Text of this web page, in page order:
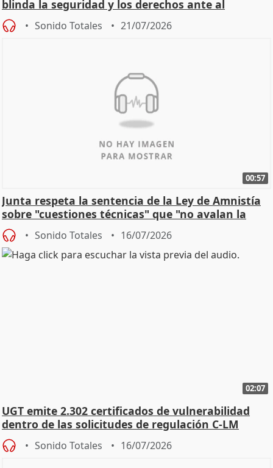
blinda la seguridad y los derechos ante al
control"
Sonido Totales 21/07/2026
00:57
Junta respeta la sentencia de la Ley de Amnistía
sobre "cuestiones técnicas" que "no avalan la
const
Sonido Totales 16/07/2026
02:07
UGT emite 2.302 certificados de vulnerabilidad
dentro de las solicitudes de regulación C-LM
Sonido Totales 16/07/2026